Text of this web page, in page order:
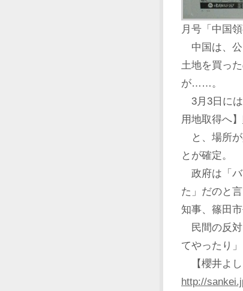
月号「中国
中国は、公
土地を買っ
が……。
3月3日には
用地取得へ】
と、場所が
とが確定。
政府は「バ
た」だのと
知事、篠田
民間の反対
てやったり
【櫻井よ
http://